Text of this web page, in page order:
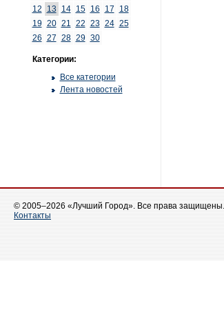
12
13 14 15 16 17
18
19 20 21 22 23 24 25
26 27 28 29 30
Категории:
Все категории
Лента новостей
© 2005–2026 «Лучший Город». Все права защищены.
Контакты